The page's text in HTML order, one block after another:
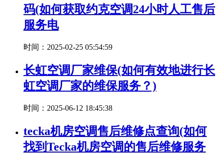
码(如何获取约克空调24小时人工售后
服务电
时间：2025-02-25 05:54:59
长虹空调厂家维保(如何有效地进行长
虹空调厂家的维保服务？)
时间：2025-06-12 18:45:38
tecka机房空调售后维修点查询(如何
找到Tecka机房空调的售后维修服务